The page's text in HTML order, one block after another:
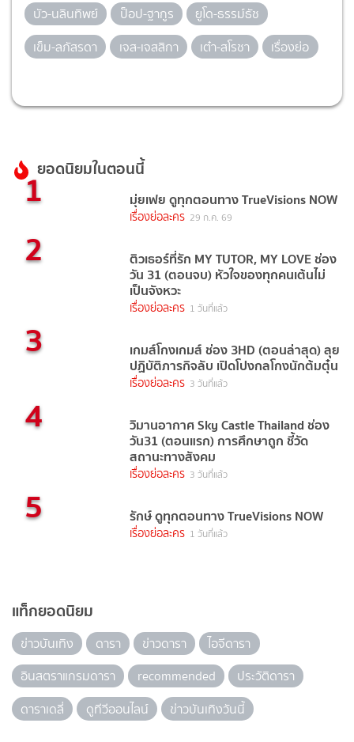
บัว-นลินทิพย์
ป็อป-ฐากูร
ยูโด-ธรรม์ธัช
เข็ม-ลภัสรดา
เจส-เจสสิกา เต๋า-สโรชา เรื่องย่อ
ยอดนิยมในตอนนี้
1 มุ่ยเฟย ดูทุกตอนทาง TrueVisions NOW
เรื่องย่อละคร 29 ก.ค. 69
2 ติวเธอร์ที่รัก MY TUTOR, MY LOVE ช่อง
วัน 31 (ตอนจบ) หัวใจของทุกคนเต้นไม่
เป็นจังหวะ
เรื่องย่อละคร 1 วันที่แล้ว
3 เกมส์โกงเกมส์ ช่อง 3HD (ตอนล่าสุด) ลุย
ปฏิบัติภารกิจลับ เปิดโปงกลโกงนักต้มตุ๋น
เรื่องย่อละคร 3 วันที่แล้ว
4 วิมานอากาศ Sky Castle Thailand ช่อง
วัน31 (ตอนแรก) การศึกษาถูก ชี้วัด
สถานะทางสังคม
เรื่องย่อละคร 3 วันที่แล้ว
5 รักษ์ ดูทุกตอนทาง TrueVisions NOW
เรื่องย่อละคร 1 วันที่แล้ว
แท็กยอดนิยม
ข่าวบันเทิง ดารา ข่าวดารา
ไอจีดารา
อินสตราแกรมดารา
recommended
ประวัติดารา
ดาราเดลี่
ดูทีวีออนไลน์ ข่าวบันเทิงวันนี้